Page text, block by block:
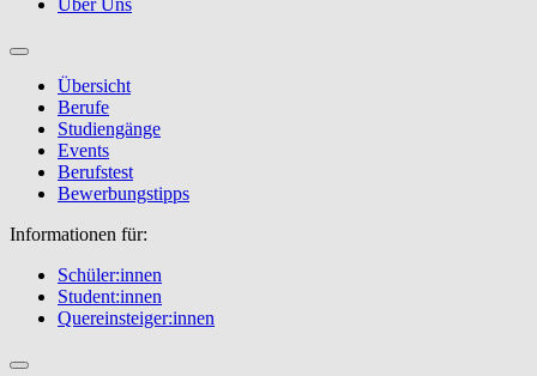
Über Uns
Übersicht
Berufe
Studiengänge
Events
Berufstest
Bewerbungstipps
Informationen für:
Schüler:innen
Student:innen
Quereinsteiger:innen